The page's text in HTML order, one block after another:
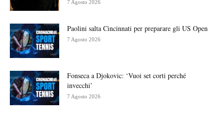
7 Agosto 2026
Paolini salta Cincinnati per preparare gli US Open
7 Agosto 2026
Fonseca a Djokovic: ‘Vuoi set corti perché
invecchi’
7 Agosto 2026